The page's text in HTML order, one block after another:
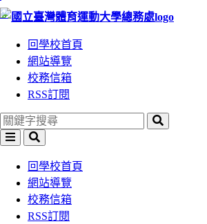
跳
區
塊
跳
區
塊
:::
回學校首頁
網站導覽
校務信箱
RSS訂閱
回學校首頁
網站導覽
校務信箱
RSS訂閱